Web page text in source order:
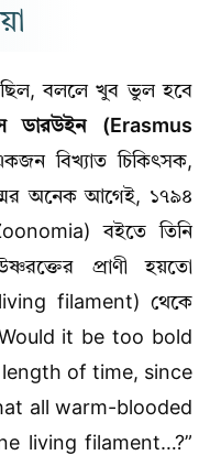
ছিল, বললে খুব ভুল হবে
ডারউইন (Erasmus
বিখ্যাত চিকিৎসক,
অনেক আগেই, ১৭৯৪
বইতে তিনি
প্রাণী হয়তো
living filament) থেকে
“Would it be too bold
of time, since
all warm-blooded
living filament…?”